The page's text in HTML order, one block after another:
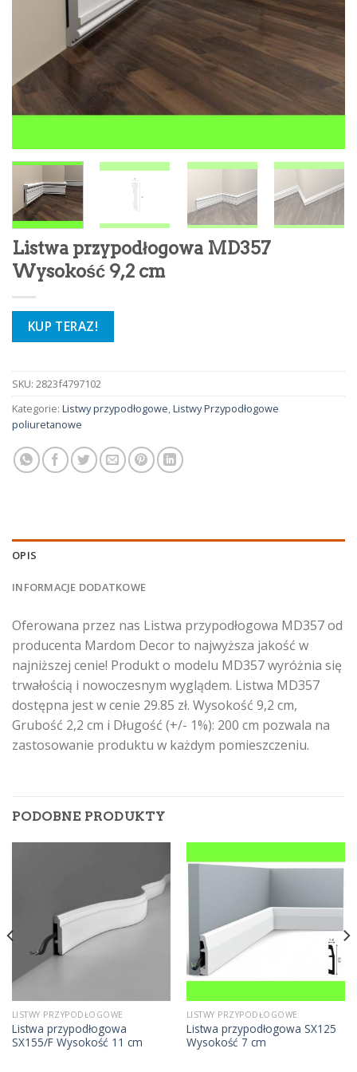
Listwa przypodłogowa MD357
Wysokość 9,2 cm
KUP TERAZ!
SKU: 2823f4797102
Kategorie: Listwy przypodłogowe,Listwy Przypodłogowe
poliuretanowe
OPIS
INFORMACJE DODATKOWE
Oferowana przez nas Listwa przypodłogowa MD357 od
producenta Mardom Decor to najwyższa jakość w
najniższej cenie! Produkt o modelu MD357 wyróżnia się
trwałością i nowoczesnym wyglądem. Listwa MD357
dostępna jest w cenie 29.85 zł. Wysokość 9,2 cm,
Grubość 2,2 cm i Długość (+/- 1%): 200 cm pozwala na
zastosowanie produktu w każdym pomieszczeniu.
PODOBNE PRODUKTY
LISTWY PRZYPODŁOGOWE
Listwa przypodłogowa
SX155/F Wysokość 11 cm
LISTWY PRZYPODŁOGOWE
Listwa przypodłogowa SX125
Wysokość 7 cm